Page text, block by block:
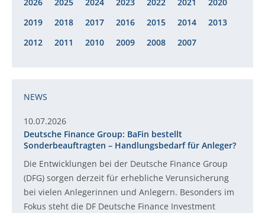
2026 2025 2024 2023 2022 2021
2020
2019
2018 2017 2016 2015 2014
2013
2012
2011 2010 2009 2008 2007
NEWS
10.07.2026
Deutsche Finance Group: BaFin bestellt
Sonderbeauftragten – Handlungsbedarf für Anleger?
Die Entwicklungen bei der Deutsche Finance Group
(DFG) sorgen derzeit für erhebliche Verunsicherung
bei vielen Anlegerinnen und Anlegern. Besonders im
Fokus steht die DF Deutsche Finance Investment